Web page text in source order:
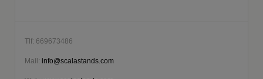
Tlf: 669673486
Mail:info@scalastands.com